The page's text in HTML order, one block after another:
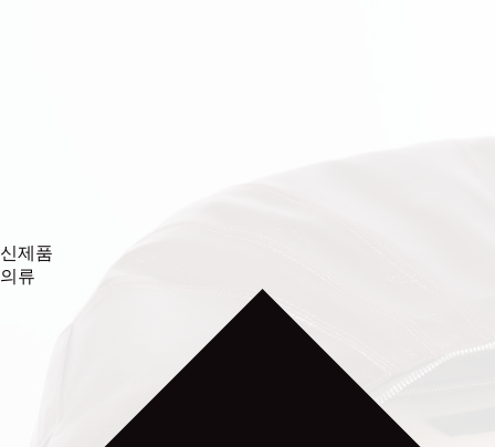
신제품
의류